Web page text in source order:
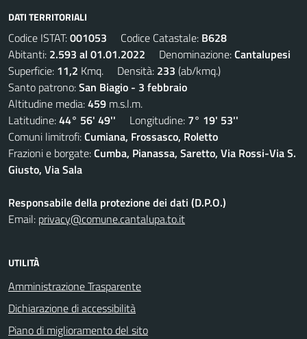
DATI TERRITORIALI
Codice ISTAT:001053 Codice Catastale: B628
Abitanti: 2.593 al 01.01.2022 Denominazione:Cantalupesi
Superficie: 11,2 Kmq. Densità: 233 (ab/kmq.)
Santo patrono:San Biagio - 3 febbraio
Altitudine media:459 m.s.l.m.
Latitudine:44° 56' 49'' Longitudine: 7° 19' 53''
Comuni limitrofi:Cumiana, Frossasco, Roletto
Frazioni e borgate:Cumba, Pianassa, Saretto, Via Rossi-Via S.
Giusto, Via Sala
Responsabile della protezione dei dati (D.P.O.)
Email: privacy@comune.cantalupa.to.it
UTILITÀ
Amministrazione Trasparente
Dichiarazione di accessibilità
Piano di miglioramento del sito